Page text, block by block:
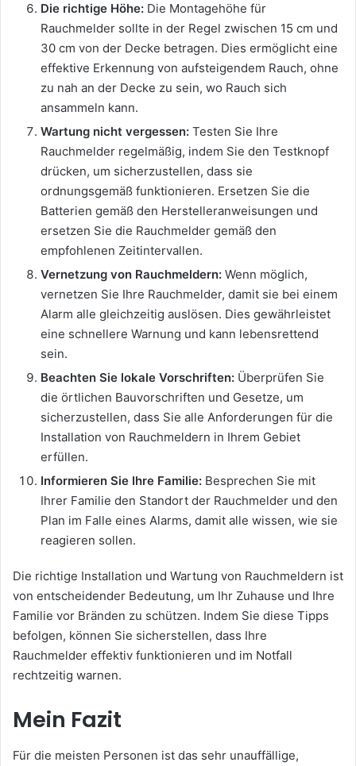
Die richtige Höhe: Die Montagehöhe für
Rauchmelder sollte in der Regel zwischen 15 cm und
30 cm von der Decke betragen. Dies ermöglicht eine
effektive Erkennung von aufsteigendem Rauch, ohne
zu nah an der Decke zu sein, wo Rauch sich
ansammeln kann.
Wartung nicht vergessen: Testen Sie Ihre
Rauchmelder regelmäßig, indem Sie den Testknopf
drücken, um sicherzustellen, dass sie
ordnungsgemäß funktionieren. Ersetzen Sie die
Batterien gemäß den Herstelleranweisungen und
ersetzen Sie die Rauchmelder gemäß den
empfohlenen Zeitintervallen.
Vernetzung von Rauchmeldern: Wenn möglich,
vernetzen Sie Ihre Rauchmelder, damit sie bei einem
Alarm alle gleichzeitig auslösen. Dies gewährleistet
eine schnellere Warnung und kann lebensrettend
sein.
Beachten Sie lokale Vorschriften: Überprüfen Sie
die örtlichen Bauvorschriften und Gesetze, um
sicherzustellen, dass Sie alle Anforderungen für die
Installation von Rauchmeldern in Ihrem Gebiet
erfüllen.
Informieren Sie Ihre Familie: Besprechen Sie mit
Ihrer Familie den Standort der Rauchmelder und den
Plan im Falle eines Alarms, damit alle wissen, wie sie
reagieren sollen.
Die richtige Installation und Wartung von Rauchmeldern ist
von entscheidender Bedeutung, um Ihr Zuhause und Ihre
Familie vor Bränden zu schützen. Indem Sie diese Tipps
befolgen, können Sie sicherstellen, dass Ihre
Rauchmelder effektiv funktionieren und im Notfall
rechtzeitig warnen.
Mein Fazit
Für die meisten Personen ist das sehr unauffällige,